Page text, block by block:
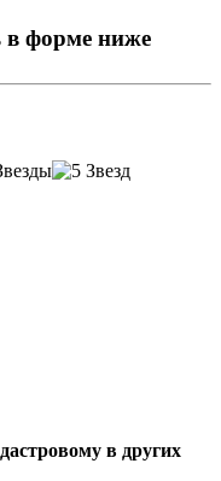
в форме ниже
в других